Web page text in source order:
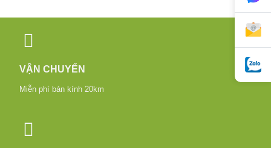
VẬN CHUYỂN
Miễn phí bán kính 20km